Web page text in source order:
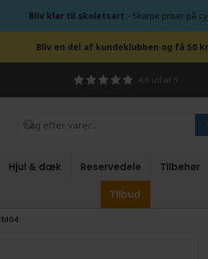
Bliv klar til skoletsart - Skarpe priser på
Bliv en del af kundeklubben og få 50
4,6 ud af 5
Hjul & dæk Reservedele Tilbehør
Tilbud